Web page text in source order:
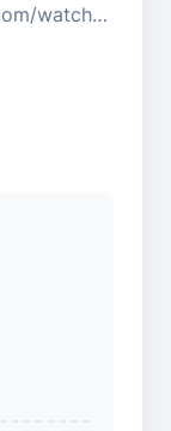
Источник: https://www.youtube.com/watch?v=qiO0pKN612E